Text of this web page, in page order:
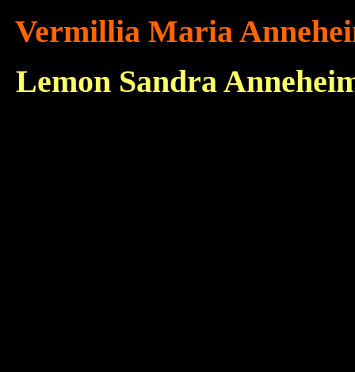
Vermillia Maria
Lemon Sandra